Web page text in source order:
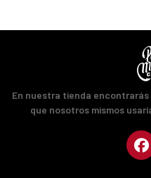
En nuestra tienda
que nosotros mismos